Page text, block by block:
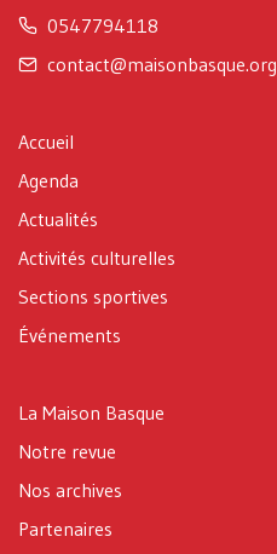
0547794118
contact@maisonbasque.org
Accueil
Agenda
Actualités
Activités culturelles
Sections sportives
Événements
La Maison Basque
Notre revue
Nos archives
Partenaires